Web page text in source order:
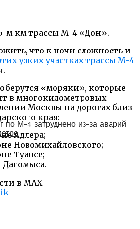
м км трассы М-4 «Дон».
что к ночи сложность и
узких участках трассы М-4
«моряки», которые
в многокилометровых
Москвы на дорогах близ
края:
Адлера;
Новомихайловского;
Туапсе;
Дагомыса.
в MAX
по М-4 затруднено из-за аварий